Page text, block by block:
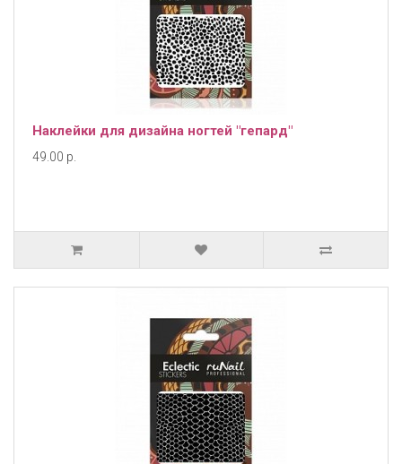
Наклейки для дизайна ногтей "гепард"
49.00 р.